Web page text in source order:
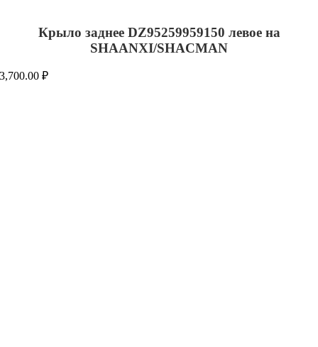
Крыло заднее DZ95259959150 левое на
SHAANXI/SHACMAN
3,700.00₽